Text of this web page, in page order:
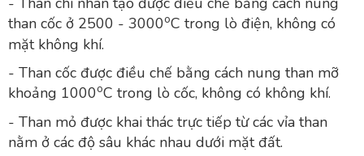
than cốc ở 2500 - 3000oC trong lò điện, không có
mặt không khí.
- Than cốc được điều chế bằng cách nung than mỡ
khoảng 1000oC trong lò cốc, không có không khí.
- Than mỏ được khai thác trực tiếp từ các vỉa than
nằm ở các độ sâu khác nhau dưới mặt đất.